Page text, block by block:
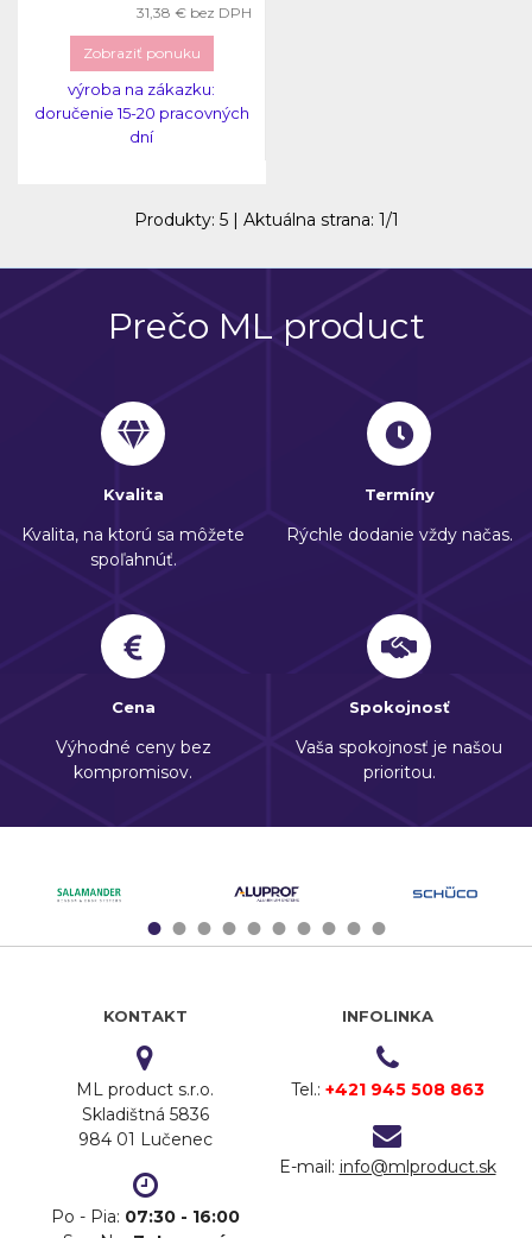
31,38 € bez DPH
Zobraziť ponuku
výroba na zákazku:
doručenie 15-20 pracovných
dní
Produkty: 5| Aktuálna strana: 1/1
Prečo ML product
Kvalita
Kvalita, na ktorú sa môžete
spoľahnúť.
Termíny
Rýchle dodanie vždy načas.
Cena
Výhodné ceny bez
kompromisov.
Spokojnosť
Vaša spokojnosť je našou
prioritou.
12345678910
KONTAKT
ML product s.r.o.
Skladištná 5836
984 01 Lučenec
Po - Pia: 07:30 - 16:00
INFOLINKA
Tel.: +421 945 508 863
E-mail: info@mlproduct.sk